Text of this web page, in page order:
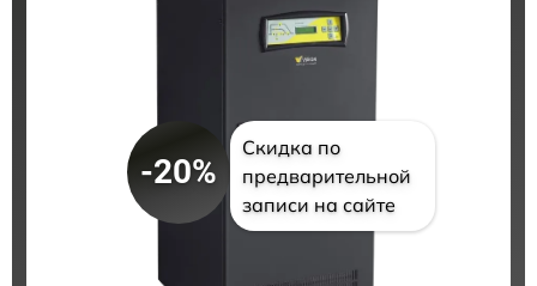
-20%
Скидка по
предварительной
записи на сайте